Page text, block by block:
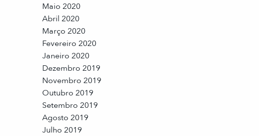
Maio 2020
Abril 2020
Março 2020
Fevereiro 2020
Janeiro 2020
Dezembro 2019
Novembro 2019
Outubro 2019
Setembro 2019
Agosto 2019
Julho 2019